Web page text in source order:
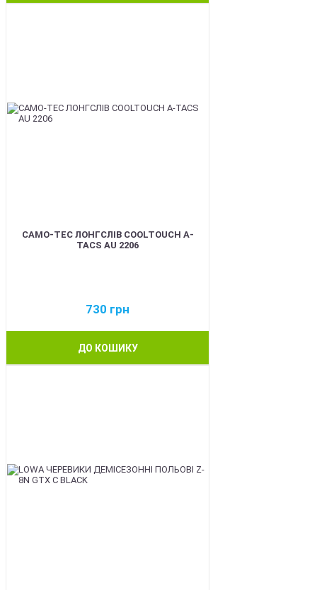
CAMO-TEC ЛОНГСЛІВ COOLTOUCH A-
TACS AU 2206
730 грн
ДО КОШИКУ